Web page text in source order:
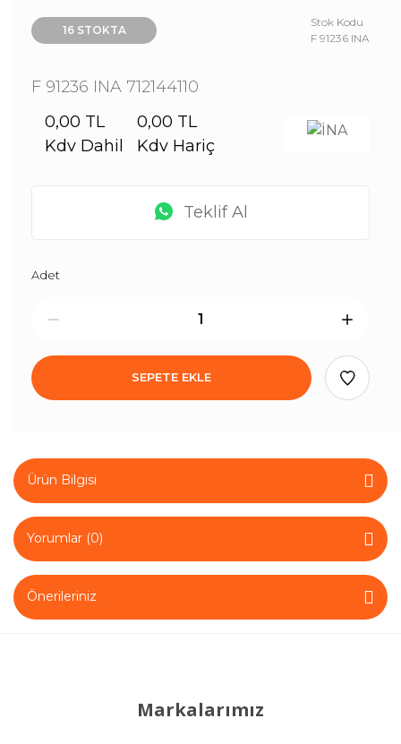
16 STOKTA
Stok Kodu
F 91236 INA
F 91236 INA 712144110
0,00 TL
Kdv Dahil
0,00 TL
Kdv Hariç
Teklif Al
Adet
SEPETE EKLE
Ürün Bilgisi
Yorumlar (0)
Önerileriniz
Markalarımız